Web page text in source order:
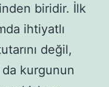
biridir. İlk
ihtiyatlı
değil,
kurgunun